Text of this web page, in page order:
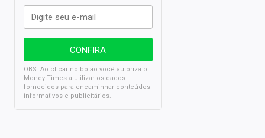
OBS: Ao clicar no botão você autoriza o
Money Times a utilizar os dados
fornecidos para encaminhar conteúdos
informativos e publicitários.